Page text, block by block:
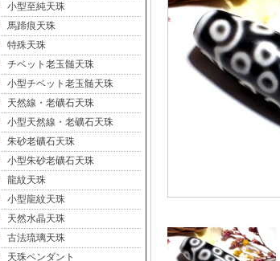
小型至純天珠
馬蹄痕天珠
特殊天珠
チベット老玉髄天珠
小型チベット老玉髄天珠
天然線・老礦石天珠
小型天然線・老礦石天珠
朱砂老礦石天珠
小型朱砂老礦石天珠
龍紋天珠
小型龍紋天珠
天然水晶天珠
古法琉璃天珠
天珠ペンダント